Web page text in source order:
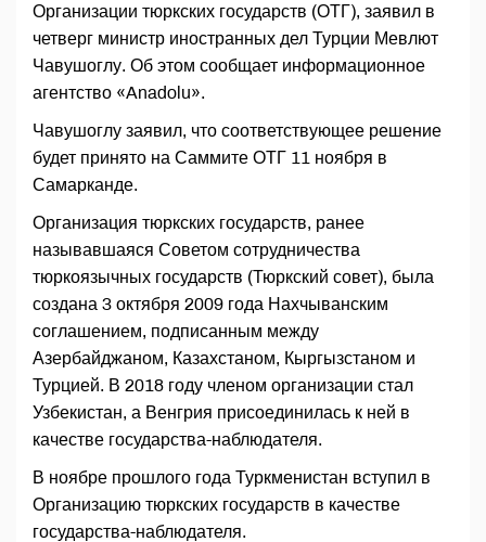
Организации тюркских государств (ОТГ), заявил в
четверг министр иностранных дел Турции Мевлют
Чавушоглу. Об этом сообщает информационное
агентство «Anadolu».
Чавушоглу заявил, что соответствующее решение
будет принято на Саммите ОТГ 11 ноября в
Самарканде.
Организация тюркских государств, ранее
называвшаяся Советом сотрудничества
тюркоязычных государств (Тюркский совет), была
создана 3 октября 2009 года Нахчыванским
соглашением, подписанным между
Азербайджаном, Казахстаном, Кыргызстаном и
Турцией. В 2018 году членом организации стал
Узбекистан, а Венгрия присоединилась к ней в
качестве государства-наблюдателя.
В ноябре прошлого года Туркменистан вступил в
Организацию тюркских государств в качестве
государства-наблюдателя.